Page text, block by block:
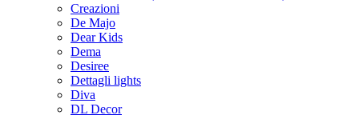
Creazioni
De Majo
Dear Kids
Dema
Desiree
Dettagli lights
Diva
DL Decor